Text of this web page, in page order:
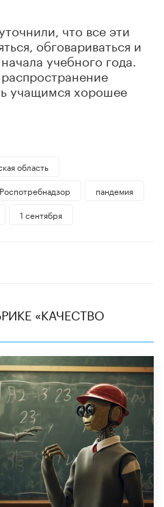
что все эти
обговариваться и
учебного года.
учащимся хорошее
область
Роспотребнадзор
пандемия
1 сентября
«КАЧЕСТВО